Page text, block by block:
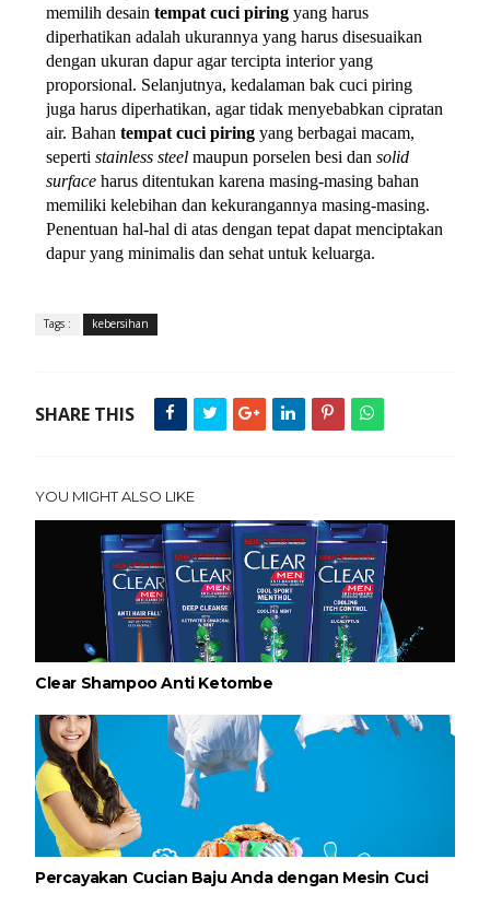
memilih desain tempat cuci piring yang harus
diperhatikan adalah ukurannya yang harus disesuaikan
dengan ukuran dapur agar tercipta interior yang
proporsional. Selanjutnya, kedalaman bak cuci piring
juga harus diperhatikan, agar tidak menyebabkan cipratan
air. Bahan tempat cuci piring yang berbagai macam,
seperti stainless steel maupun porselen besi dan solid
surface harus ditentukan karena masing-masing bahan
memiliki kelebihan dan kekurangannya masing-masing.
Penentuan hal-hal di atas dengan tepat dapat menciptakan
dapur yang minimalis dan sehat untuk keluarga.
Tags : kebersihan
SHARE THIS
YOU MIGHT ALSO LIKE
Clear Shampoo Anti Ketombe
Percayakan Cucian Baju Anda dengan Mesin Cuci